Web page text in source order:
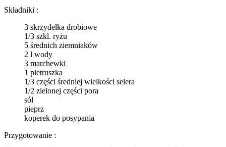
Składniki :
3 skrzydełka drobiowe
1/3 szkl. ryżu
5 średnich ziemniaków
2 l wody
3 marchewki
1 pietruszka
1/3 części średniej wielkości selera
1/2 zielonej części pora
sól
pieprz
koperek do posypania
Przygotowanie :